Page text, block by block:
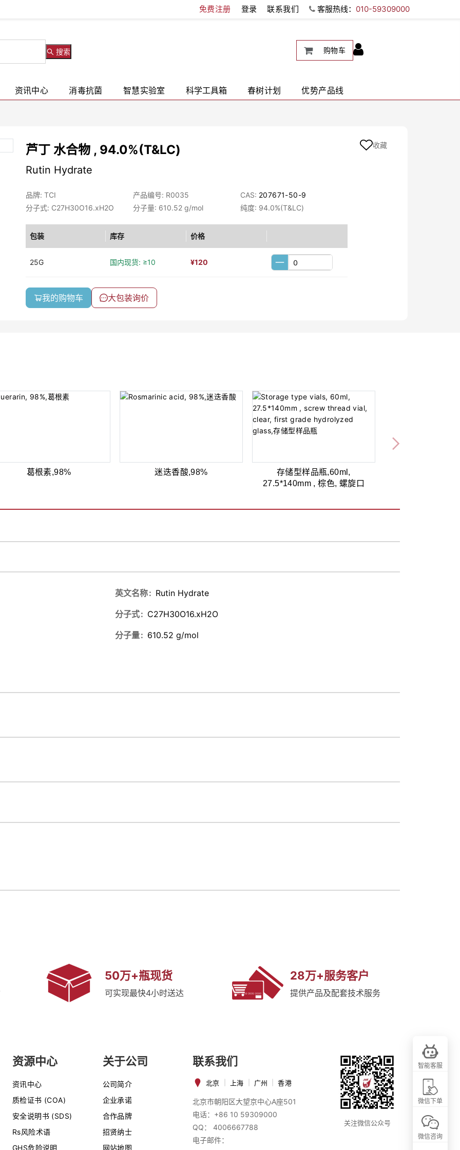
免费注册 登录 联系我们 客服热线： 010-59309000
搜索 购物车
资讯中心 消毒抗菌 智慧实验室 科学工具箱 春树计划 优势产品线
芦丁 水合物 , 94.0%(T&LC)
Rutin Hydrate
品牌: TCI 产品编号: R0035 CAS: 207671-50-9
分子式: C27H30O16.xH2O
分子量: 610.52 g/mol 纯度: 94.0%(T&LC)
包装 库存 价格
25G 国内现货: ≥10 ¥120
我的购物车 大包装询价
收藏
葛根素,98% 迷迭香酸,98%
存储型样品瓶,60ml,
27.5*140mm , 棕色, 螺旋口
英文名称 Rutin Hydrate
分子式 C27H30O16.xH2O
分子量 610.52 g/mol
50万+瓶现货
可实现最快4小时送达
28万+服务客户
提供产品及配套技术服务
资源中心
资讯中心
质检证书 (COA)
安全说明书 (SDS)
Rs风险术语
GHS危险说明
关于公司
公司简介
企业承诺
合作品牌
招贤纳士
网站地图
联系我们
北京 上海 广州 香港
北京市朝阳区大望京中心A座501
电话：+86 10 59309000
QQ： 4006667788
电子邮件：
关注微信公众号
智能客服
微信下单
微信咨询